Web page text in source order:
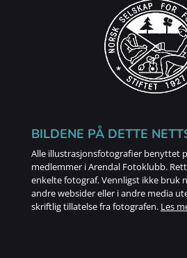
BILDENE PÅ DETTE
Alle illustrasjonsfotografier benyttet
medlemmer i Arendal Fotoklubb.
enkelte fotograf. Vennligst ikke bruk
andre websider eller i andre media
skriftlig tillatelse fra fotografen. Les